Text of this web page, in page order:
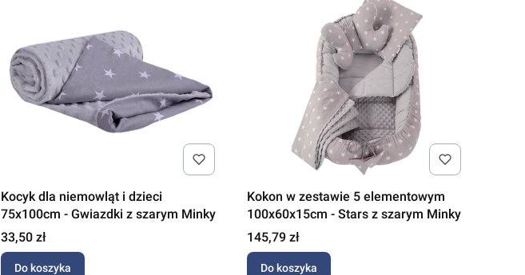
Kocyk dla niemowląt i dzieci
75x100cm - Gwiazdki z szarym Minky
Cena
33,50 zł
Do koszyka
Kokon w zestawie 5 elementowym
100x60x15cm - Stars z szarym Minky
Cena
145,79 zł
Do koszyka